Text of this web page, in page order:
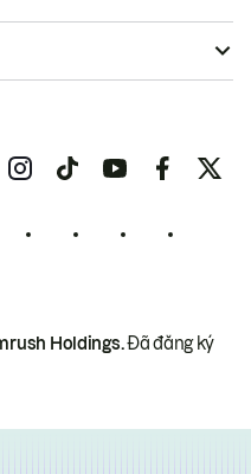
Holdings.Đã đăng ký